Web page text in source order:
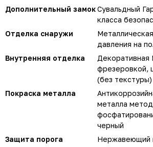
Дополнительный замокСувальдный
класса
Отделка снаружи
давления на
Внутренняя отделка
Декоративная
фрезеровкой,
(без текстуры)
Покраска металла
металла
черный
Защита порога
Нержавеющий